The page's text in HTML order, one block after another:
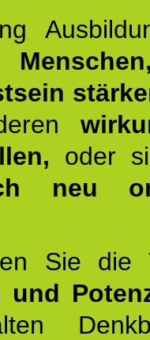
oder
neu
Sie
und